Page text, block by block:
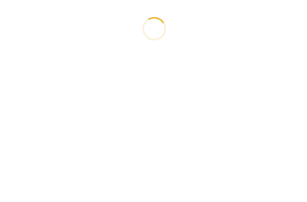
Packaging
metallico per